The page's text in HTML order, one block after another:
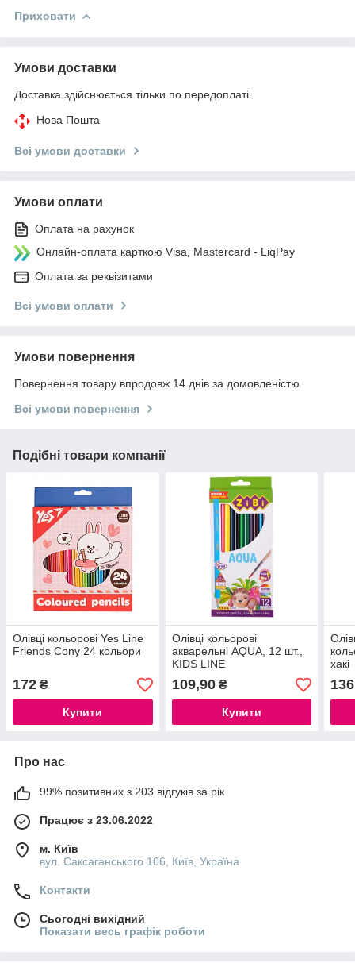
Приховати
Умови доставки
Доставка здійснюється тільки по передоплаті.
Нова Пошта
Всі умови доставки
Умови оплати
Оплата на рахунок
Онлайн-оплата карткою Visa, Mastercard - LiqPay
Оплата за реквізитами
Всі умови оплати
Умови повернення
Повернення товару впродовж 14 днів за домовленістю
Всі умови повернення
Подібні товари компанії
Олівці кольорові Yes Line
Friends Cony 24 кольори
172 ₴
Купити
Олівці кольорові
акварельні AQUA, 12 шт.,
KIDS LINE
109,90₴
Купити
хакі
136
Про нас
99% позитивних з 203 відгуків за рік
Працює з 23.06.2022
м. Київ
вул. Саксаганського 106, Київ, Україна
Контакти
Сьогодні вихідний
Показати весь графік роботи